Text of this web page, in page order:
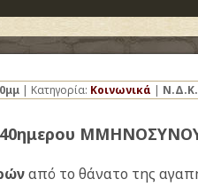
| Κατηγορία: Κοινωνικά | Ν.Δ.Κ.
από το θάνατο της